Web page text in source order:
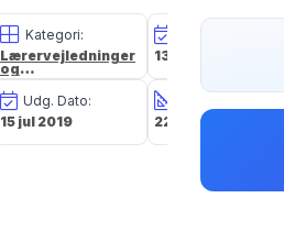
Kategori:
Lærervejledninger
og
undervisningsmateriale
Udg. Dato:
15 jul 2019
13 sep 2024
22,0 x 15,0 x 3,5
På det
det
indre-
metode